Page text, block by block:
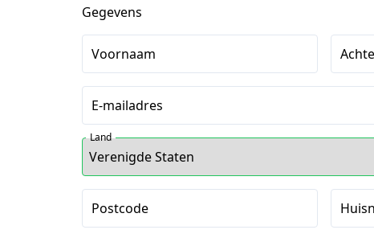
Gegevens
Voornaam
E-mailadres
Land
Postcode